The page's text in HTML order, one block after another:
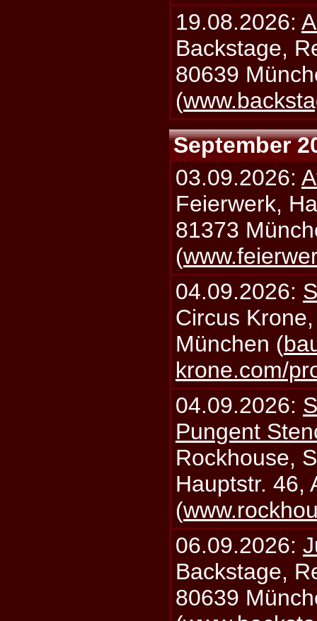
19.08.2026:
Backstage,
80639
(
September
03.09.2026:
Feierwerk,
81373
(
04.09.2026:
Circus
München (
krone.com/
04.09.2026:
Pungent
Rockhouse,
Hauptstr. 46,
(
06.09.2026:
Backstage,
80639